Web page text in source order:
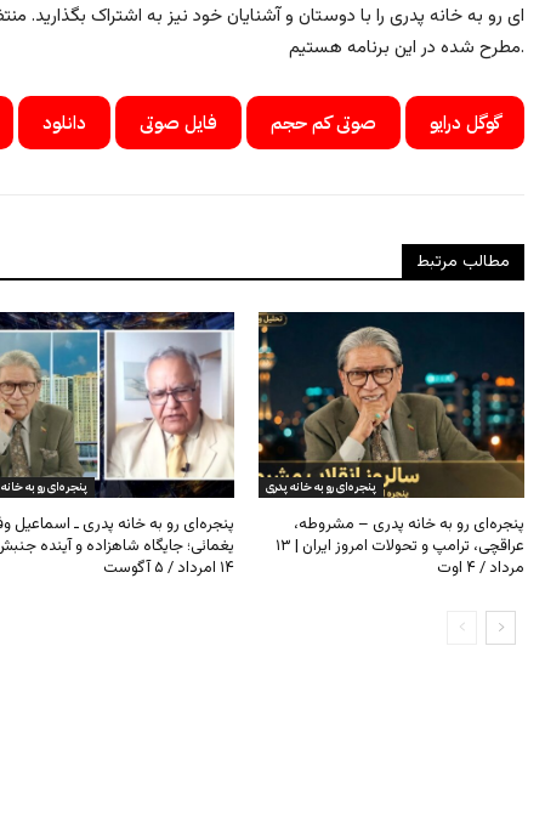
ای رو به خانه پدری را با دوستان و آشنایان خود نیز به اشتراک
مطرح شده در این برنامه هستیم.
دانلود فایل صوتی صوتی کم حجم گوگل درایو
مطالب مرتبط
پنجره‌ای رو به
پنجره‌ای رو به خانه پدری ـ اسماعیل
یغمائی؛ جایگاه شاهزاده و آینده
۱۴ امرداد / ۵ آگوست
پنجره‌ای رو به خانه پدری
پنجره‌ای رو به خانه پدری – مشروطه،
عراقچی، ترامپ و تحولات امروز ایران | ۱۳
مرداد / ۴ اوت